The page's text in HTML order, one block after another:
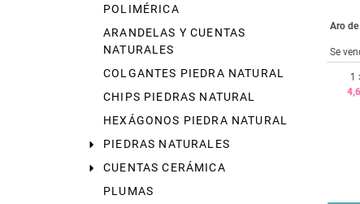
POLIMÉRICA
ARANDELAS Y CUENTAS
NATURALES
COLGANTES PIEDRA NATURAL
CHIPS PIEDRAS NATURAL
HEXÁGONOS PIEDRA NATURAL
PIEDRAS NATURALES
CUENTAS CERÁMICA
PLUMAS
Aro
Se
1